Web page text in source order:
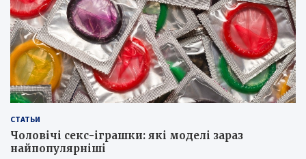
СТАТЬИ
Чоловічі секс-іграшки: які моделі зараз
найпопулярніші